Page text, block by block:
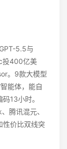
5.5与
投400亿美
。9款大模型
能体，能自
13小时。
腾讯混元、
性价比双线突